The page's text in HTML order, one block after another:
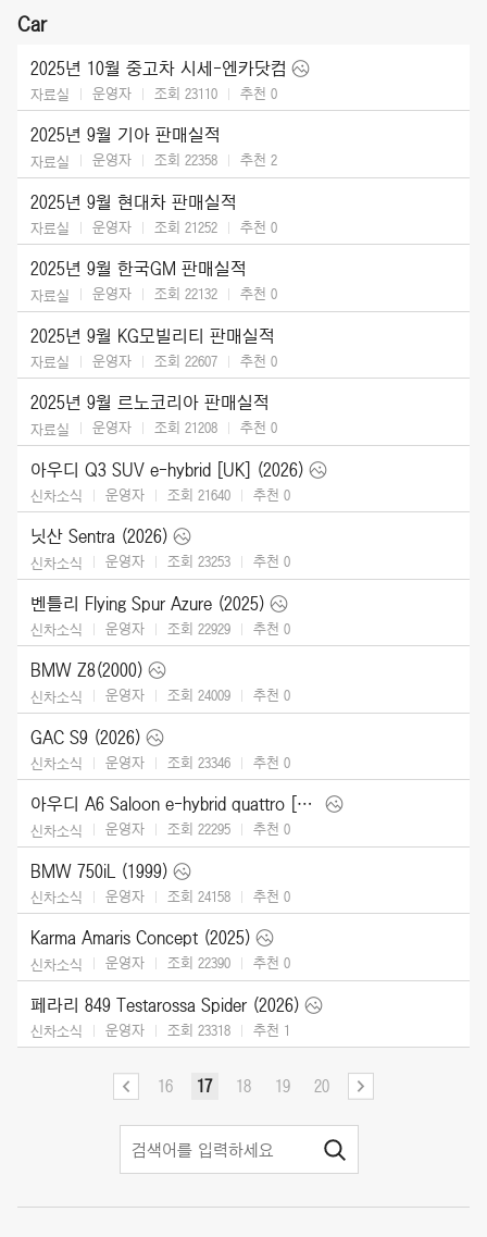
Car
2025년 10월 중고차 시세-엔카닷컴
자료실 운영자 조회 23110 추천 0
2025년 9월 기아 판매실적
자료실 운영자 조회 22358 추천 2
2025년 9월 현대차 판매실적
자료실 운영자 조회 21252 추천 0
2025년 9월 한국GM 판매실적
자료실 운영자 조회 22132 추천 0
2025년 9월 KG모빌리티 판매실적
자료실 운영자 조회 22607 추천 0
2025년 9월 르노코리아 판매실적
자료실 운영자 조회 21208 추천 0
아우디 Q3 SUV e-hybrid [UK] (2026)
신차소식 운영자 조회 21640 추천 0
닛산 Sentra (2026)
신차소식 운영자 조회 23253 추천 0
벤틀리 Flying Spur Azure (2025)
신차소식 운영자 조회 22929 추천 0
BMW Z8(2000)
신차소식 운영자 조회 24009 추천 0
GAC S9 (2026)
신차소식 운영자 조회 23346 추천 0
아우디 A6 Saloon e-hybrid quattro [UK] (2026)
신차소식 운영자 조회 22295 추천 0
BMW 750iL (1999)
신차소식 운영자 조회 24158 추천 0
Karma Amaris Concept (2025)
신차소식 운영자 조회 22390 추천 0
페라리 849 Testarossa Spider (2026)
신차소식 운영자 조회 23318 추천 1
16 17 18 19 20